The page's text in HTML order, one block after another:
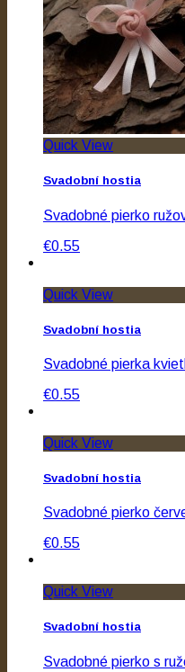
Quick View
Svadobní hostia
Svadobné pierko
€0.55
Quick View
Svadobní hostia
Svadobné pierka
€0.55
Quick View
Svadobní hostia
Svadobné pierko
€0.55
Quick View
Svadobní hostia
Svadobné pierko s